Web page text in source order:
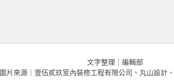
文字整理｜編輯部
圖片來源｜壹伍貳玖室內裝修工程有限公司、丸山設計